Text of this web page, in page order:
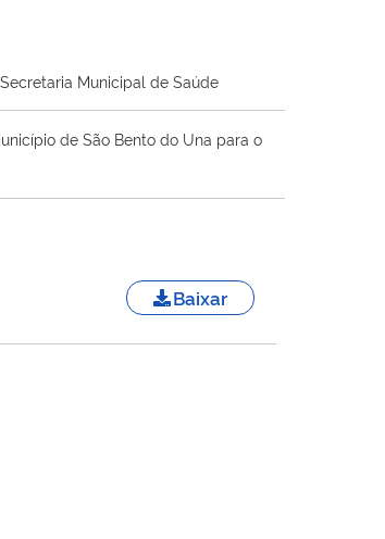
Municipal de Saúde
de São Bento do Una para o
Baixar